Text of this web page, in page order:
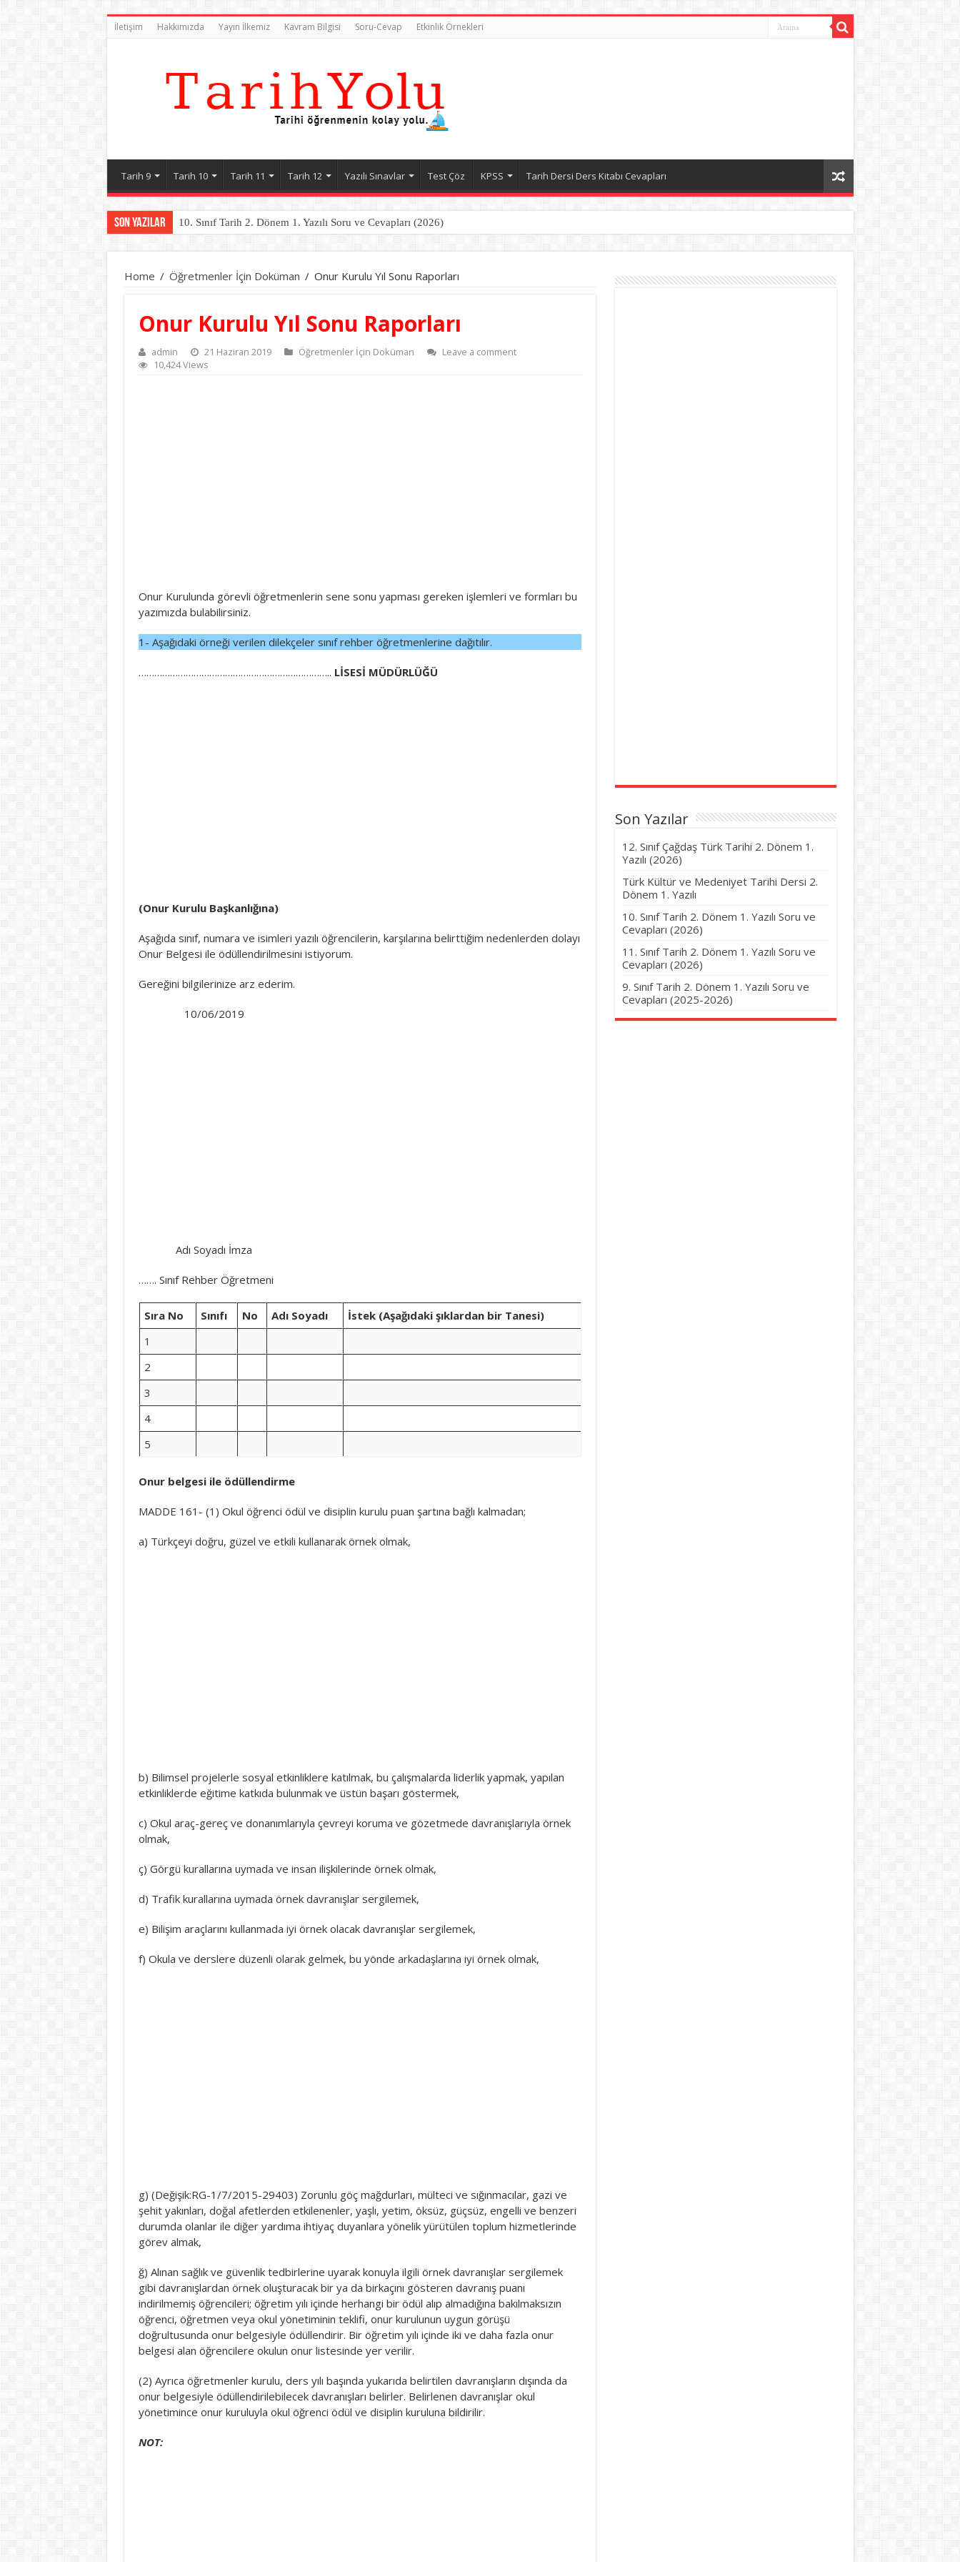
İletişim Hakkımızda Yayın İlkemiz Kavram Bilgisi Soru-Cevap Etkinlik Örnekleri
Tarih 9 Tarih 10 Tarih 11 Tarih 12 Yazılı Sınavlar Test Çöz KPSS Tarih Dersi Ders Kitabı Cevapları
Son Yazılar 10. Sınıf Tarih 2. Dönem 1. Yazılı Soru ve Cevapları (2026)
11. Sınıf Tarih 2. Dönem 1. Yazılı Soru ve Cevapları (2026)
Home / Öğretmenler İçin Doküman / Onur Kurulu Yıl Sonu Raporları
Onur Kurulu Yıl Sonu Raporları
admin 21 Haziran 2019 Öğretmenler İçin Doküman
Leave a comment
10,424 Views
Onur Kurulunda görevli öğretmenlerin sene sonu yapması gereken işlemleri ve formları bu
yazımızda bulabilirsiniz.
1- Aşağıdaki örneği verilen dilekçeler sınıf rehber öğretmenlerine dağıtılır.
……………………………………………………………….. LİSESİ MÜDÜRLÜĞÜ
(Onur Kurulu Başkanlığına)
Aşağıda sınıf, numara ve isimleri yazılı öğrencilerin, karşılarına belirttiğim nedenlerden dolayı
Onur Belgesi ile ödüllendirilmesini istiyorum.
Gereğini bilgilerinize arz ederim.
10/06/2019
Adı Soyadı İmza
……. Sınıf Rehber Öğretmeni
Sıra No Sınıfı No Adı Soyadı İstek (Aşağıdaki şıklardan bir Tanesi)
1
2
3
4
5
Onur belgesi ile ödüllendirme
MADDE 161- (1) Okul öğrenci ödül ve disiplin kurulu puan şartına bağlı kalmadan;
a) Türkçeyi doğru, güzel ve etkili kullanarak örnek olmak,
b) Bilimsel projelerle sosyal etkinliklere katılmak, bu çalışmalarda liderlik yapmak, yapılan
etkinliklerde eğitime katkıda bulunmak ve üstün başarı göstermek,
c) Okul araç-gereç ve donanımlarıyla çevreyi koruma ve gözetmede davranışlarıyla örnek
olmak,
ç) Görgü kurallarına uymada ve insan ilişkilerinde örnek olmak,
d) Trafik kurallarına uymada örnek davranışlar sergilemek,
e) Bilişim araçlarını kullanmada iyi örnek olacak davranışlar sergilemek,
f) Okula ve derslere düzenli olarak gelmek, bu yönde arkadaşlarına iyi örnek olmak,
g) (Değişik:RG-1/7/2015-29403) Zorunlu göç mağdurları, mülteci ve sığınmacılar, gazi ve
şehit yakınları, doğal afetlerden etkilenenler, yaşlı, yetim, öksüz, güçsüz, engelli ve benzeri
durumda olanlar ile diğer yardıma ihtiyaç duyanlara yönelik yürütülen toplum hizmetlerinde
görev almak,
ğ) Alınan sağlık ve güvenlik tedbirlerine uyarak konuyla ilgili örnek davranışlar sergilemek
gibi davranışlardan örnek oluşturacak bir ya da birkaçını gösteren davranış puanı
indirilmemiş öğrencileri; öğretim yılı içinde herhangi bir ödül alıp almadığına bakılmaksızın
öğrenci, öğretmen veya okul yönetiminin teklifi, onur kurulunun uygun görüşü
doğrultusunda onur belgesiyle ödüllendirir. Bir öğretim yılı içinde iki ve daha fazla onur
belgesi alan öğrencilere okulun onur listesinde yer verilir.
(2) Ayrıca öğretmenler kurulu, ders yılı başında yukarıda belirtilen davranışların dışında da
onur belgesiyle ödüllendirilebilecek davranışları belirler. Belirlenen davranışlar okul
yönetimince onur kuruluyla okul öğrenci ödül ve disiplin kuruluna bildirilir.
NOT:
Son Yazılar
12. Sınıf Çağdaş Türk Tarihi 2. Dönem 1.
Yazılı (2026)
Türk Kültür ve Medeniyet Tarihi Dersi 2.
Dönem 1. Yazılı
10. Sınıf Tarih 2. Dönem 1. Yazılı Soru ve
Cevapları (2026)
11. Sınıf Tarih 2. Dönem 1. Yazılı Soru ve
Cevapları (2026)
9. Sınıf Tarih 2. Dönem 1. Yazılı Soru ve
Cevapları (2025-2026)